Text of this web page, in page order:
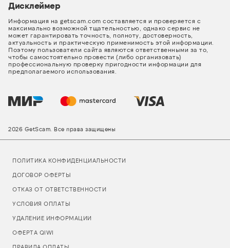
Дисклеймер
Информация на getscam.com составляется и проверяется с
максимально возможной тщательностью, однако сервис не
может гарантировать точность, полноту, достоверность,
актуальность и практическую применимость этой информации.
Поэтому пользователи сайта являются ответственными за то,
чтобы самостоятельно провести (либо организовать)
профессиональную проверку пригодности информации для
предполагаемого использования.
2026 GetScam. Все права защищены
ПОЛИТИКА КОНФИДЕНЦИАЛЬНОСТИ
ДОГОВОР ОФЕРТЫ
ОТКАЗ ОТ ОТВЕТСТВЕННОСТИ
УСЛОВИЯ ОПЛАТЫ
УДАЛЕНИЕ ИНФОРМАЦИИ
ОФЕРТА QIWI